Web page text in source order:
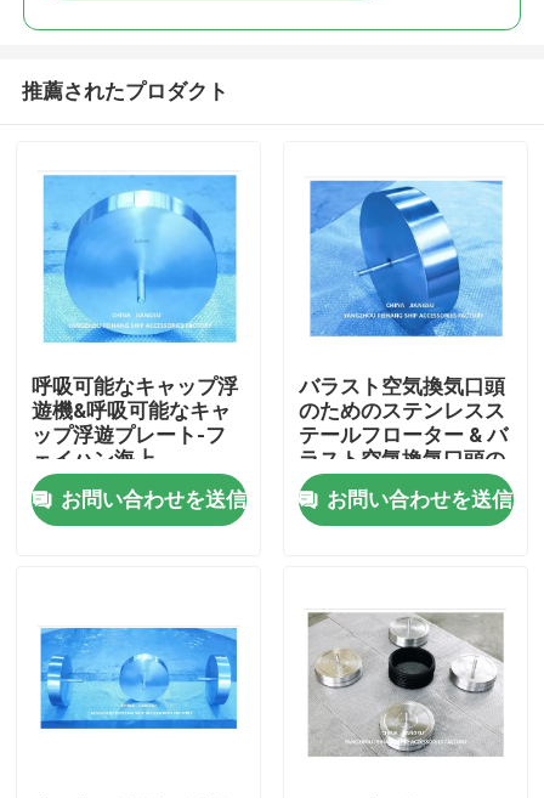
企業情報
推薦されたプロダクト
呼吸可能なキャップ浮
遊機&呼吸可能なキャ
ップ浮遊プレート-フ
ェイハン海上
お問い合わせを送信
バラスト空気換気口頭
のためのステンレスス
テールフローター & バ
ラスト空気換気口頭の
ためのステンレスステ
ールフローター
お問い合わせを送信